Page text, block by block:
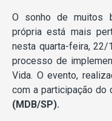
O sonho de muitos
própria está mais
nesta quarta-feira, 22/
processo de
Vida. O evento,
com a participação do
(MDB/SP).